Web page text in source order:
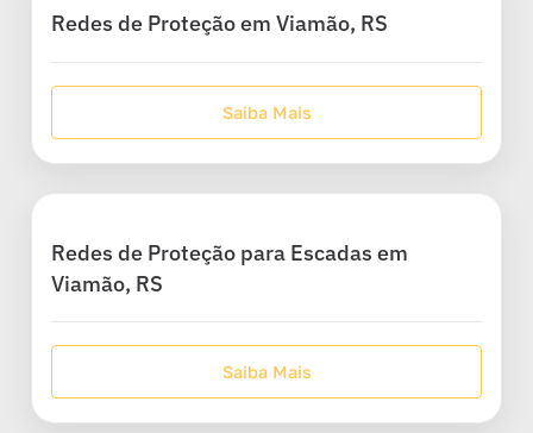
Redes de Proteção em Viamão, RS
Saiba Mais
Redes de Proteção para Escadas em
Viamão, RS
Saiba Mais